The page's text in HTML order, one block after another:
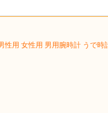
用 女性用 男用腕時計 うで